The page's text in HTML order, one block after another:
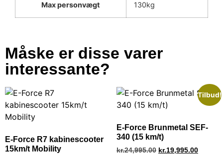
Max personvægt 130kg
Måske er disse varer
interessante?
E-Force R7 kabinescooter
15km/t Mobility
Tilbud!
E-Force Brunmetal SEF-
340 (15 km/t)
kr.24,995.00 kr.19,995.00